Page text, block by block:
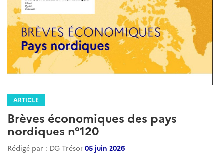
ARTICLE
Brèves économiques des pays
nordiques n°120
Rédigé par : DG Trésor 05 juin 2026